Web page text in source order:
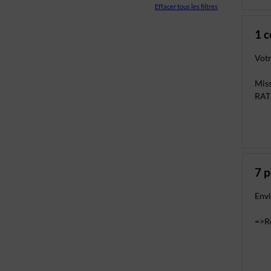
Effacer tous les filtres
1
7